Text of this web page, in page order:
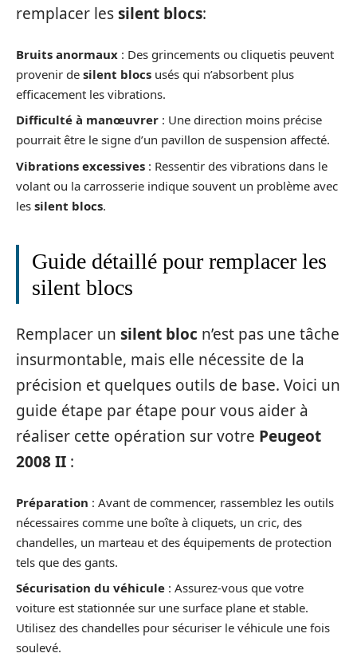
remplacer lessilent blocs:
Bruits anormaux : Des grincements ou cliquetis peuvent
provenir de silent blocs usés qui n’absorbent plus
efficacement les vibrations.
Difficulté à manœuvrer : Une direction moins précise
pourrait être le signe d’un pavillon de suspension affecté.
Vibrations excessives : Ressentir des vibrations dans le
volant ou la carrosserie indique souvent un problème avec
les silent blocs.
Guide détaillé pour remplacer les
silent blocs
Remplacer un silent bloc n’est pas une tâche
insurmontable, mais elle nécessite de la
précision et quelques outils de base. Voici un
guide étape par étape pour vous aider à
réaliser cette opération sur votre Peugeot
2008 II :
Préparation : Avant de commencer, rassemblez les outils
nécessaires comme une boîte à cliquets, un cric, des
chandelles, un marteau et des équipements de protection
tels que des gants.
Sécurisation du véhicule : Assurez-vous que votre
voiture est stationnée sur une surface plane et stable.
Utilisez des chandelles pour sécuriser le véhicule une fois
soulevé.